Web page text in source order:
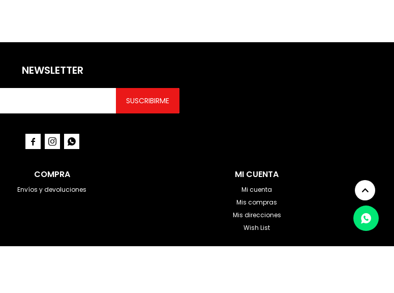
COMPRA
Envíos y devoluciones
MI CUENTA
Mi cuenta
Mis compras
Mis direcciones
Wish List
NEWSLETTER
SUSCRIBIRME
  